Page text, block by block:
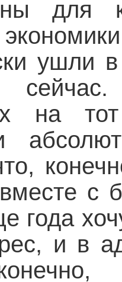
для
ушли
на
с
года
и в